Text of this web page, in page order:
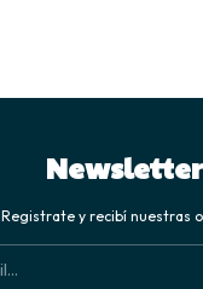
Newsletter
Registrate y recibí nuestras